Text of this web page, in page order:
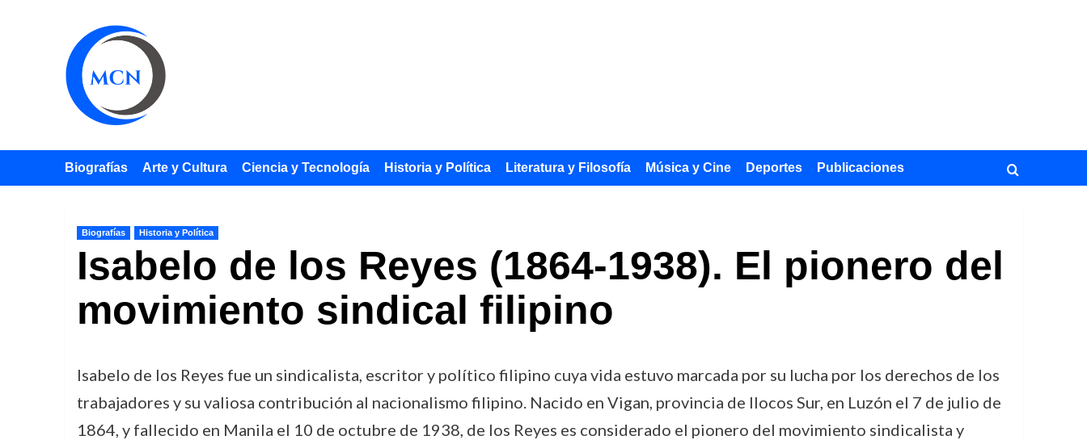
Biografías Arte y Cultura Ciencia y Tecnología Historia y Política Literatura y Filosofía Música y Cine Deportes Publicaciones
Biografías Historia y Política
Isabelo de los Reyes (1864-1938). El pionero del
movimiento sindical filipino
Isabelo de los Reyes fue un sindicalista, escritor y político filipino cuya vida estuvo marcada por su lucha por los derechos de los
trabajadores y su valiosa contribución al nacionalismo filipino. Nacido en Vigan, provincia de Ilocos Sur, en Luzón el 7 de julio de
1864, y fallecido en Manila el 10 de octubre de 1938, de los Reyes es considerado el pionero del movimiento sindicalista y